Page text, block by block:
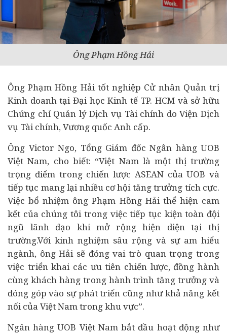
Ông Phạm Hồng Hải
Ông Phạm Hồng Hải tốt nghiệp Cử nhân Quản trị
Kinh doanh tại Đại họcKinh tếTP. HCM và sở hữu
Chứng chỉ Quản lý Dịch vụ Tài chính do Viện Dịch
vụ Tài chính, Vương quốc Anh cấp.
Ông Victor Ngo, Tổng Giám đốc Ngân hàng UOB
Việt Nam, cho biết: “Việt Nam là một thị trường
trọng điểm trong chiến lược ASEAN của UOB và
tiếp tục mang lại nhiều cơ hội tăng trưởng tích cực.
Việc bổ nhiệm ông Phạm Hồng Hải thể hiện cam
kết của chúng tôi trong việc tiếp tục kiện toàn đội
ngũ lãnh đạo khi mở rộng hiện diện tại thị
trường.Với kinh nghiệm sâu rộng và sự am hiểu
ngành, ông Hải sẽ đóng vai trò quan trọng trong
việc triển khai các ưu tiên chiến lược, đồng hành
cùng khách hàng trong hành trình tăng trưởng và
đóng góp vào sự phát triển cũng như khả năng kết
nối của Việt Nam trong khu vực”.
Ngân hàng UOB Việt Nam bắt đầu hoạt động như